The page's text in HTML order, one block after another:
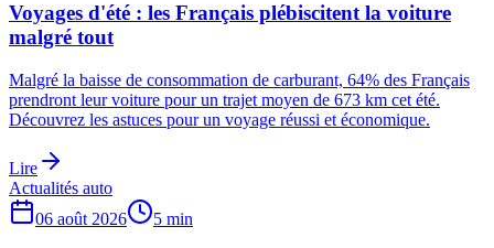
Voyages d'été : les Français plébiscitent la voiture
malgré tout
Malgré la baisse de consommation de carburant, 64% des Français
prendront leur voiture pour un trajet moyen de 673 km cet été.
Découvrez les astuces pour un voyage réussi et économique.
Lire
Actualités auto
06 août 2026
5 min